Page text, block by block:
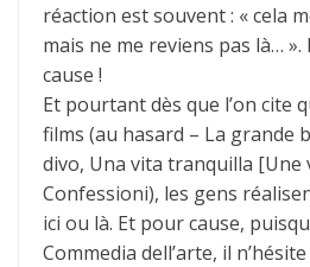
réaction est souvent : « cela
mais ne me reviens pas là…
cause !
Et pourtant dès que l’on cite
films (au hasard – La grande
divo, Una vita tranquilla [Une
Confessioni), les gens
ici ou là. Et pour cause,
Commedia dell’arte, il